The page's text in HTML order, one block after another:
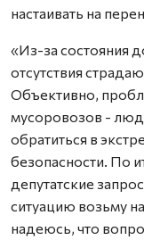
настаивать на
«Из-за состояния
отсутствия
Объективно,
мусоровозов -
обратиться в
безопасности. По
депутатские
ситуацию возьму
надеюсь, что